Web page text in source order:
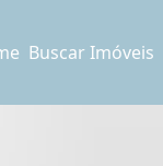
Buscar Imóveis